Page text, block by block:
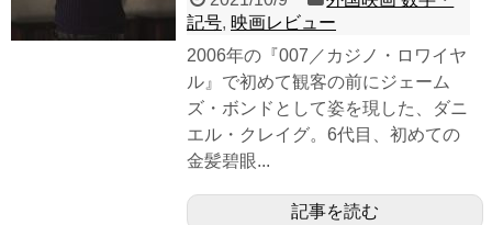
記号, 映画レビュー
2006年の『007／カジノ・ロワイヤ
ル』で初めて観客の前にジェーム
ズ・ボンドとして姿を現した、ダニ
エル・クレイグ。6代目、初めての
金髪碧眼...
記事を読む